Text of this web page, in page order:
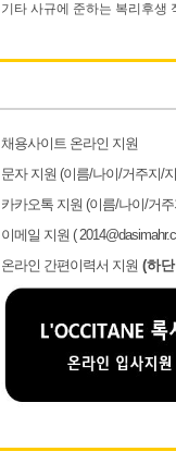
기타 사규에 준하는 복리후생
채용사이트 온라인 지원
문자 지원 (이름/나이/거주지/
카카오톡 지원 (이름/나이/거
이메일 지원 (
온라인 간편이력서 지원 (하